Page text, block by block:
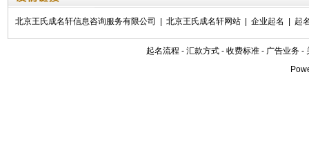
北京王氏成名轩信息咨询服务有限公司 北京王氏成名轩网站| 企业起名 起
起名流程 - 汇款方式- 收费标准- 广告业务-